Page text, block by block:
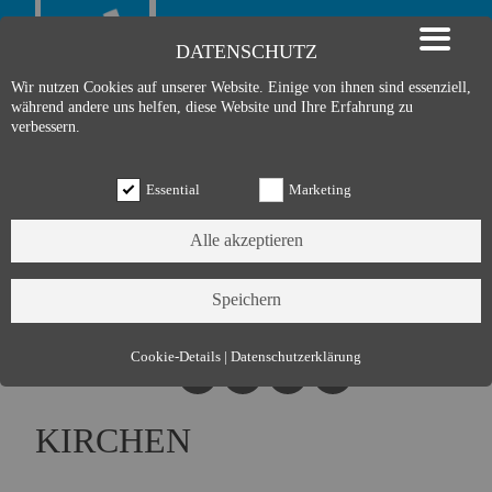
KIRCHEN
DATENSCHUTZ
Wir nutzen Cookies auf unserer Website. Einige von ihnen sind essenziell,
während andere uns helfen, diese Website und Ihre Erfahrung zu
verbessern.
Essential Marketing
Essential (3)
Name:
Cookie Hinweis
Cookies:
allowCookie
Cookie-Details | Datenschutzerklärung